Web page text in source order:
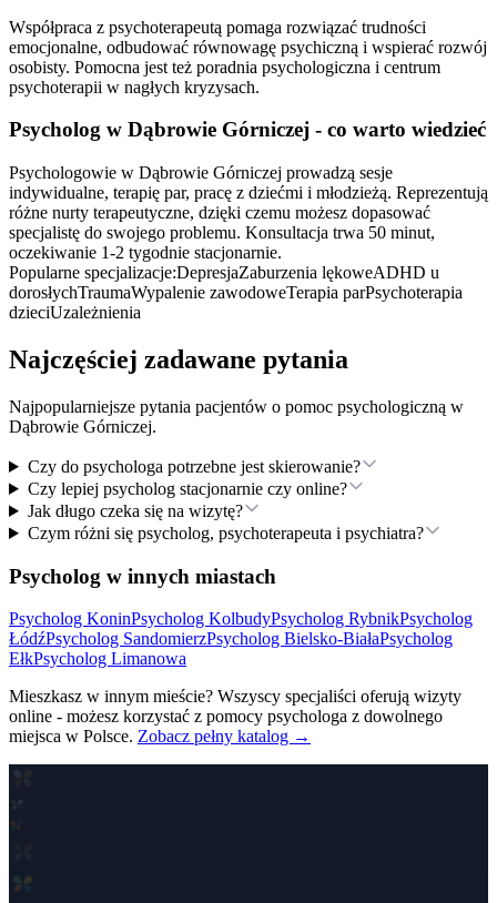
Współpraca z psychoterapeutą pomaga rozwiązać trudności
emocjonalne, odbudować równowagę psychiczną i wspierać rozwój
osobisty. Pomocna jest też poradnia psychologiczna i centrum
psychoterapii w nagłych kryzysach.
Psycholog w Dąbrowie Górniczej - co warto wiedzieć
Psychologowie w Dąbrowie Górniczej prowadzą sesje
indywidualne, terapię par, pracę z dziećmi i młodzieżą. Reprezentują
różne nurty terapeutyczne, dzięki czemu możesz dopasować
specjalistę do swojego problemu. Konsultacja trwa 50 minut,
oczekiwanie 1-2 tygodnie stacjonarnie.
Popularne specjalizacje:DepresjaZaburzenia lękoweADHD u
dorosłychTraumaWypalenie zawodoweTerapia parPsychoterapia
dzieciUzależnienia
Najczęściej zadawane pytania
Najpopularniejsze pytania pacjentów o pomoc psychologiczną w
Dąbrowie Górniczej.
Czy do psychologa potrzebne jest skierowanie?
Czy lepiej psycholog stacjonarnie czy online?
Jak długo czeka się na wizytę?
Czym różni się psycholog, psychoterapeuta i psychiatra?
Psycholog w innych miastach
Psycholog KoninPsycholog KolbudyPsycholog RybnikPsycholog
ŁódźPsycholog SandomierzPsycholog Bielsko-BiałaPsycholog
EłkPsycholog Limanowa
Mieszkasz w innym mieście? Wszyscy specjaliści oferują wizyty
online - możesz korzystać z pomocy psychologa z dowolnego
miejsca w Polsce. Zobacz pełny katalog →